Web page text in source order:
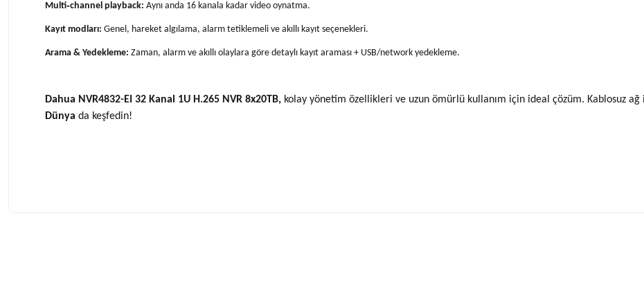
Multi‑channel playback: Aynı anda 16 kanala kadar video oynatma.
Kayıt modları: Genel, hareket algılama, alarm tetiklemeli ve akıllı kayıt seçenekleri.
Arama & Yedekleme: Zaman, alarm ve akıllı olaylara göre detaylı kayıt araması + USB/network yedekleme.
Dahua NVR4832-EI 32 Kanal 1U H.265 NVR 8x20TB, kolay yönetim özellikleri ve uzun ömürlü kullanım için ideal çözüm. Kablosuz
Dünya da keşfedin!